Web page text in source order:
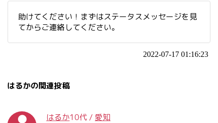
助けてください！まずはステータスメッセージを見
てからご連絡してください。
2022-07-17 01:16:23
はるかの関連投稿
はるか10代 / 愛知